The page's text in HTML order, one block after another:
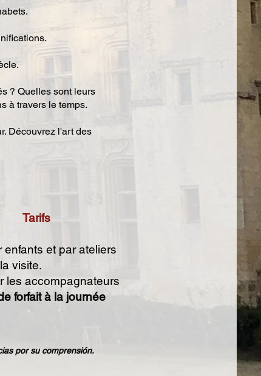
? Quelles sont leurs
à travers le temps.
Découvrez l'art des
Tarifs
enfants et par ateliers
visite.
les accompagnateurs
forfait à la journée
por su comprensión.